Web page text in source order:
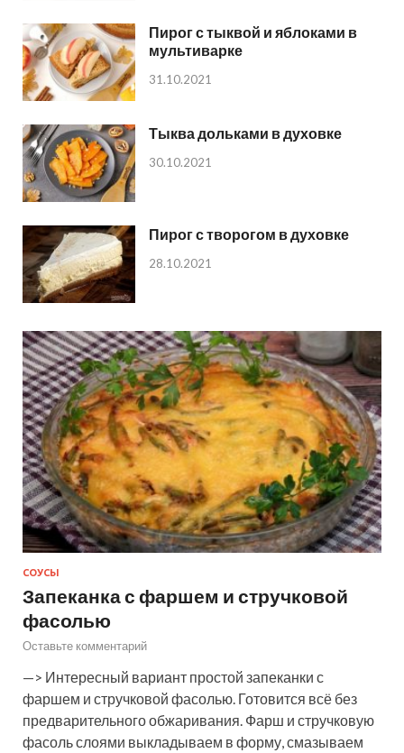
Пирог с тыквой и яблоками в
мультиварке
31.10.2021
Тыква дольками в духовке
30.10.2021
Пирог с творогом в духовке
28.10.2021
СОУСЫ
Запеканка с фаршем и стручковой
фасолью
Оставьте комментарий
—> Интересный вариант простой запеканки с
фаршем и стручковой фасолью. Готовится всё без
предварительного обжаривания. Фарш и стручковую
фасоль слоями выкладываем в форму, смазываем